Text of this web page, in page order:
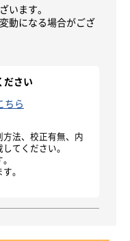
います。
動になる場合がござ
ださい
ちら
法、校正有無、内
てください。
。